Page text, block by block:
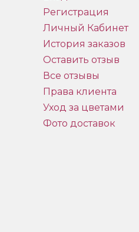
Регистрация
Личный Кабинет
История заказов
Оставить отзыв
Все отзывы
Права клиента
Уход за цветами
Фото доставок